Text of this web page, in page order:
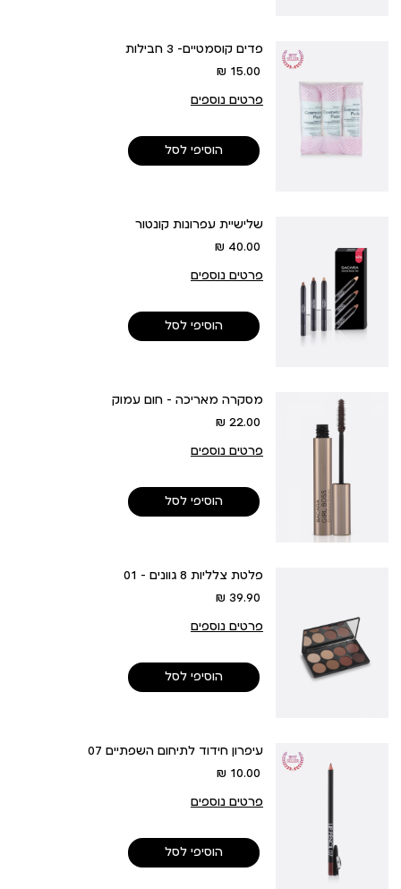
פדים קוסמטיים- 3 חבילות
מחיר
15.00 ₪
פרטים נוספים
הוסיפי לסל
שלישיית עפרונות קונטור
מחיר
40.00 ₪
פרטים נוספים
הוסיפי לסל
מסקרה מאריכה - חום עמוק
מחיר
22.00 ₪
פרטים נוספים
הוסיפי לסל
פלטת צלליות 8 גוונים - 01
מחיר
39.90 ₪
פרטים נוספים
הוסיפי לסל
עיפרון חידוד לתיחום השפתיים 07
מחיר
10.00 ₪
פרטים נוספים
הוסיפי לסל